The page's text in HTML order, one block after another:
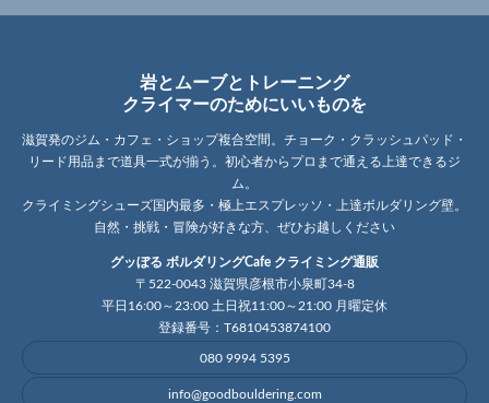
岩とムーブとトレーニング
クライマーのためにいいものを
滋賀発のジム・カフェ・ショップ複合空間。チョーク・クラッシュパッド・
リード用品まで道具一式が揃う。初心者からプロまで通える上達できるジ
ム。
クライミングシューズ国内最多・極上エスプレッソ・上達ボルダリング壁。
自然・挑戦・冒険が好きな方、ぜひお越しください
グッぼる ボルダリングCafe クライミング通販
〒522-0043 滋賀県彦根市小泉町34-8
平日16:00～23:00 土日祝11:00～21:00 月曜定休
登録番号：T6810453874100
080 9994 5395
info@goodbouldering.com